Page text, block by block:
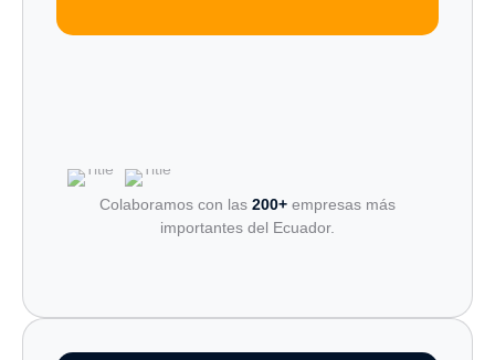
Colaboramos con las 200+ empresas más
importantes del Ecuador.